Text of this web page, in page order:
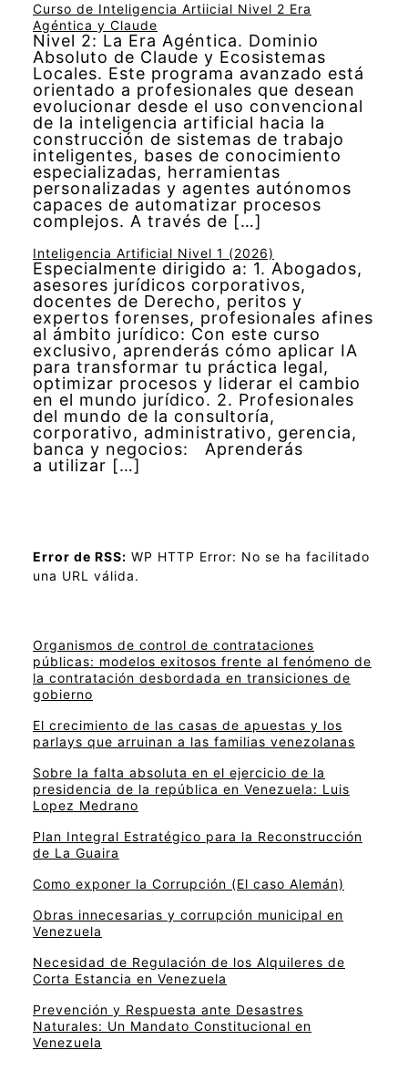
Curso de Inteligencia Artiicial Nivel 2 Era
Agéntica y Claude
Nivel 2: La Era Agéntica. Dominio
Absoluto de Claude y Ecosistemas
Locales. Este programa avanzado está
orientado a profesionales que desean
evolucionar desde el uso convencional
de la inteligencia artificial hacia la
construcción de sistemas de trabajo
inteligentes, bases de conocimiento
especializadas, herramientas
personalizadas y agentes autónomos
capaces de automatizar procesos
complejos. A través de […]
Inteligencia Artificial Nivel 1 (2026)
Especialmente dirigido a: 1. Abogados,
asesores jurídicos corporativos,
docentes de Derecho, peritos y
expertos forenses, profesionales afines
al ámbito jurídico: Con este curso
exclusivo, aprenderás cómo aplicar IA
para transformar tu práctica legal,
optimizar procesos y liderar el cambio
en el mundo jurídico. 2. Profesionales
del mundo de la consultoría,
corporativo, administrativo, gerencia,
banca y negocios: Aprenderás
a utilizar […]
Error de RSS: WP HTTP Error: No se ha facilitado
una URL válida.
Organismos de control de contrataciones
públicas: modelos exitosos frente al fenómeno de
la contratación desbordada en transiciones de
gobierno
El crecimiento de las casas de apuestas y los
parlays que arruinan a las familias venezolanas
Sobre la falta absoluta en el ejercicio de la
presidencia de la república en Venezuela: Luis
Lopez Medrano
Plan Integral Estratégico para la Reconstrucción
de La Guaira
Como exponer la Corrupción (El caso Alemán)
Obras innecesarias y corrupción municipal en
Venezuela
Necesidad de Regulación de los Alquileres de
Corta Estancia en Venezuela
Prevención y Respuesta ante Desastres
Naturales: Un Mandato Constitucional en
Venezuela